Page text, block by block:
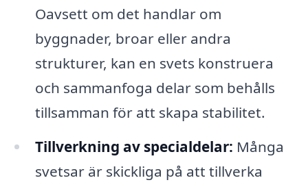
Oavsett om det handlar om
byggnader, broar eller andra
strukturer, kan en svets konstruera
och sammanfoga delar som behålls
tillsamman för att skapa stabilitet.
Tillverkning av specialdelar: Många
svetsar är skickliga på att tillverka